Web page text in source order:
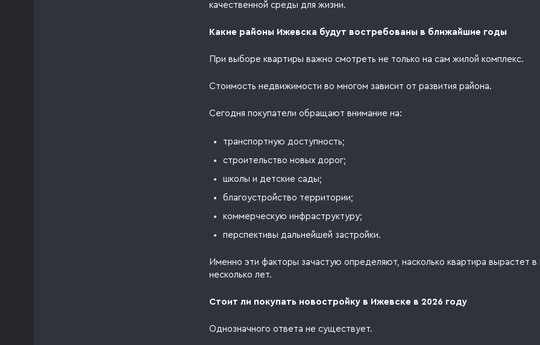
качественной среды для жизни.
Какие районы Ижевска будут востребованы в ближайшие годы
При выборе квартиры важно смотреть не только на сам жилой комплекс.
Стоимость недвижимости во многом зависит от развития района.
Сегодня покупатели обращают внимание на:
транспортную доступность;
строительство новых дорог;
школы и детские сады;
благоустройство территории;
коммерческую инфраструктуру;
перспективы дальнейшей застройки.
Именно эти факторы зачастую определяют, насколько квартира вырастет в
несколько лет.
Стоит ли покупать новостройку в Ижевске в 2026 году
Однозначного ответа не существует.